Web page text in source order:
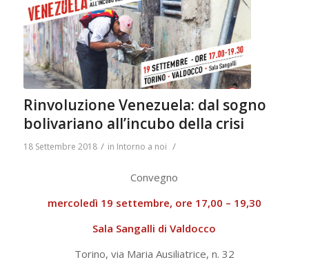
Rinvoluzione Venezuela: dal sogno
bolivariano all’incubo della crisi
18 Settembre 2018 / in Intorno a noi /
Convegno
mercoledì 19 settembre, ore 17,00 – 19,30
Sala Sangalli di Valdocco
Torino, via Maria Ausiliatrice, n. 32